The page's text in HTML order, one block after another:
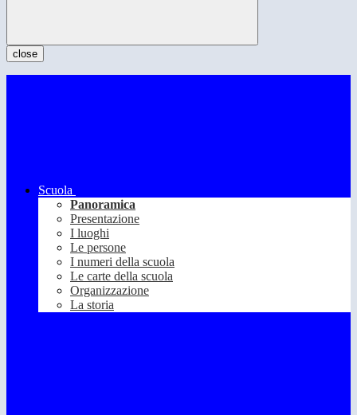
close
Scuola
Panoramica
Presentazione
I luoghi
Le persone
I numeri della scuola
Le carte della scuola
Organizzazione
La storia